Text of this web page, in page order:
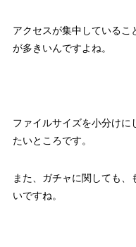
アクセスが集中しているこ
が多きいんですよね。
ファイルサイズを小分けに
たいところです。
また、ガチャに関しても
いですね。